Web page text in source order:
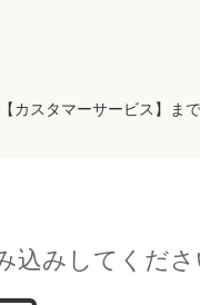
スタマーサービス】ま
込みしてくださ